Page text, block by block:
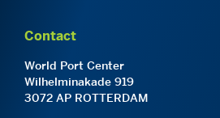
Contact
World Port Center
Wilhelminakade 919
3072 AP ROTTERDAM